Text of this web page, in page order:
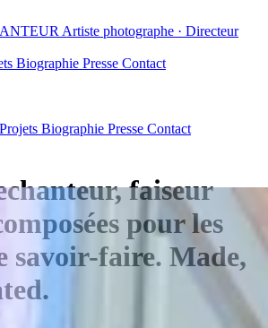
Artiste photographe · Directeur
Biographie Presse Contact
Projets Biographie Presse Contact
faiseur
pour les
savoir-faire. Made,